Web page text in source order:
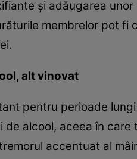
şi adăugarea
membrelor pot
alt vinovat
pentru perioade
de alcool, aceea în
accentuat al